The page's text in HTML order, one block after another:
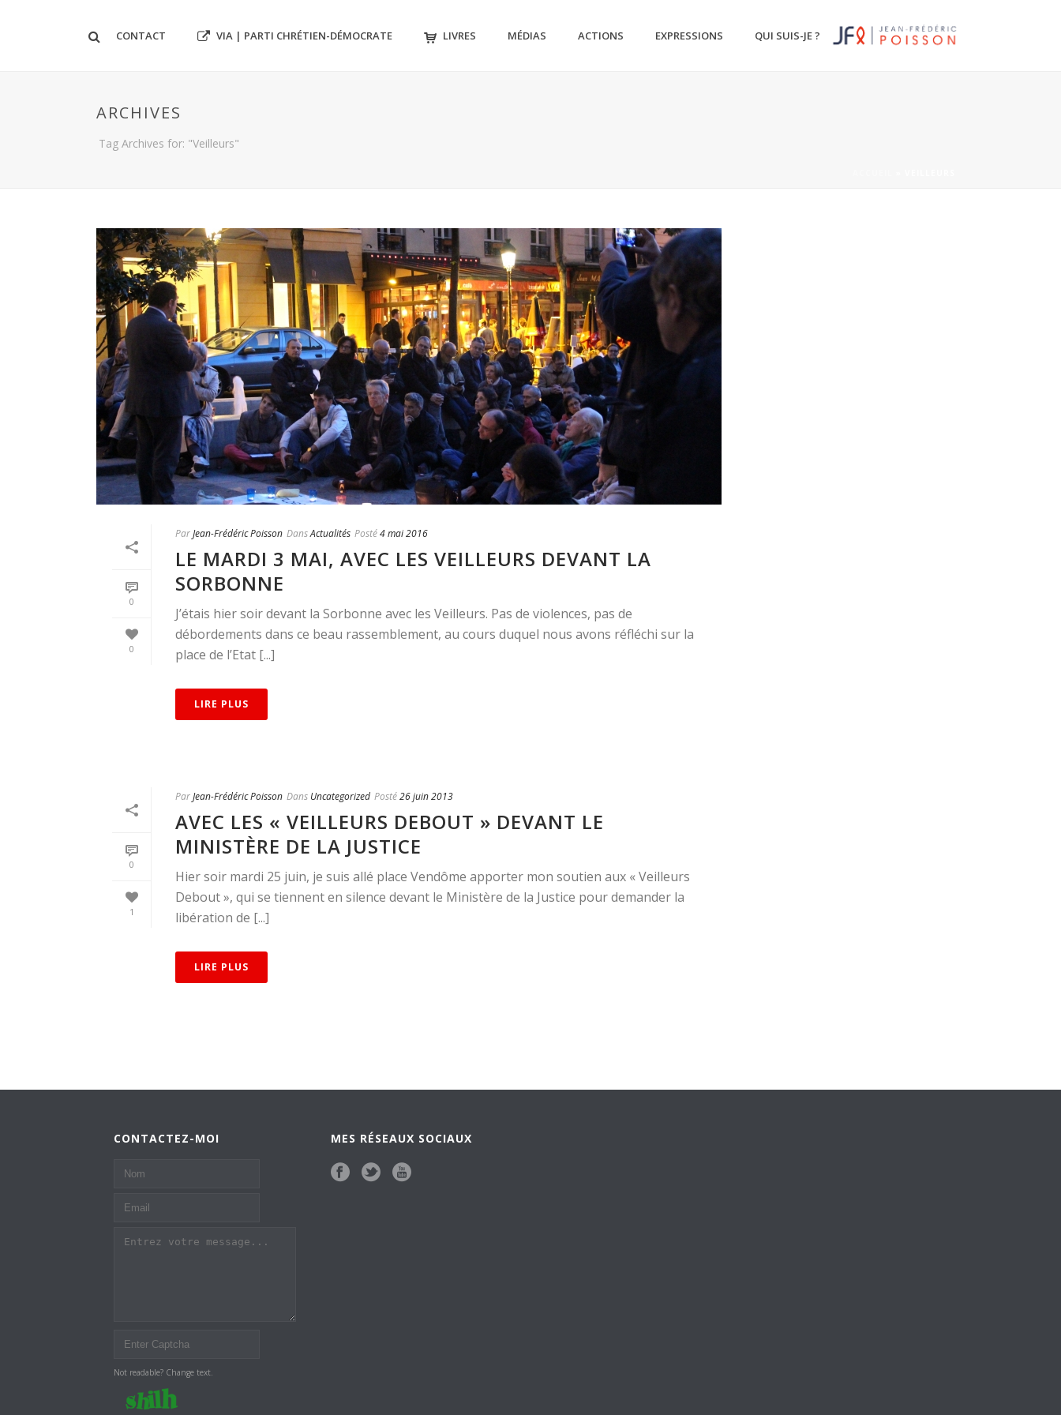
QUI SUIS-JE ?
EXPRESSIONS
ACTIONS
MÉDIAS
LIVRES
VIA | PARTI CHRÉTIEN-DÉMOCRATE
CONTACT
ARCHIVES
Tag Archives for: "Veilleurs"
0
0
ParJean-Frédéric Poisson DansActualités Posté4 mai 2016
LE MARDI 3 MAI, AVEC LES VEILLEURS DEVANT LA
SORBONNE
J’étais hier soir devant la Sorbonne avec les Veilleurs. Pas de violences, pas de
débordements dans ce beau rassemblement, au cours duquel nous avons réfléchi sur la
place de l’Etat [...]
LIRE PLUS
0
1
ParJean-Frédéric Poisson Dans Uncategorized Posté26 juin 2013
AVEC LES « VEILLEURS DEBOUT » DEVANT LE
MINISTÈRE DE LA JUSTICE
Hier soir mardi 25 juin, je suis allé place Vendôme apporter mon soutien aux « Veilleurs
Debout », qui se tiennent en silence devant le Ministère de la Justice pour demander la
libération de [...]
LIRE PLUS
CONTACTEZ-MOI
Not readable? Change text.
MES RÉSEAUX SOCIAUX